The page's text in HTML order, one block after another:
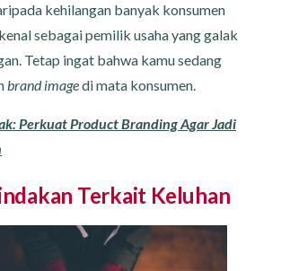
kehilangan banyak konsumen
sebagai pemilik usaha yang galak
Tetap ingat bahwa kamu sedang
brand imagedi mata konsumen.
Perkuat Product Branding Agar Jadi
Terkait Keluhan